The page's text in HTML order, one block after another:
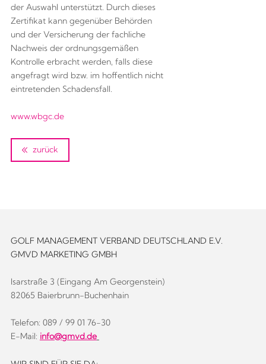
der Auswahl unterstützt. Durch dieses
Zertifikat kann gegenüber Behörden
und der Versicherung der fachliche
Nachweis der ordnungsgemäßen
Kontrolle erbracht werden, falls diese
angefragt wird bzw. im hoffentlich nicht
eintretenden Schadensfall.
www.wbgc.de
zurück
GOLF MANAGEMENT VERBAND DEUTSCHLAND E.V.
GMVD MARKETING GMBH
Isarstraße 3 (Eingang Am Georgenstein)
82065 Baierbrunn-Buchenhain
Telefon: 089 / 99 01 76-30
E-Mail: info@gmvd.de